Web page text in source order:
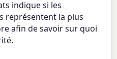
indique si les
représentent la plus
afin de savoir sur quoi